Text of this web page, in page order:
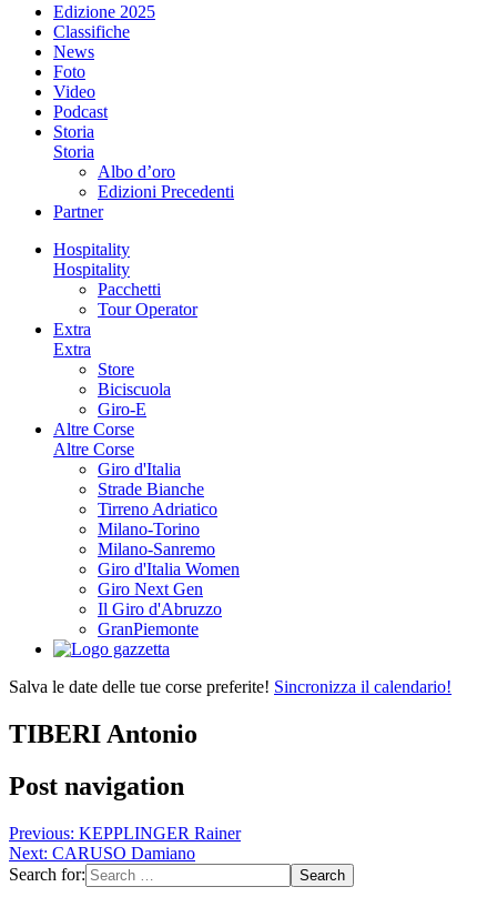
Edizione 2025
Classifiche
News
Foto
Video
Podcast
Storia
Storia
Albo d’oro
Edizioni Precedenti
Partner
Hospitality
Hospitality
Pacchetti
Tour Operator
Extra
Extra
Store
Biciscuola
Giro-E
Altre Corse
Altre Corse
Giro d'Italia
Strade Bianche
Tirreno Adriatico
Milano-Torino
Milano-Sanremo
Giro d'Italia Women
Giro Next Gen
Il Giro d'Abruzzo
GranPiemonte
Salva le date delle tue corse preferite! Sincronizza il calendario!
TIBERI Antonio
Post navigation
Previous: KEPPLINGER Rainer
Next: CARUSO Damiano
Search for: